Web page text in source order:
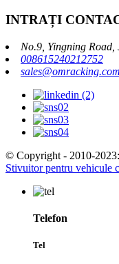
INTRAȚI
No.9, Yingning
008615240212752
sales@omracking.com
© Copyright - 2010-
Stivuitor pentru vehicule
Telefon
Tel